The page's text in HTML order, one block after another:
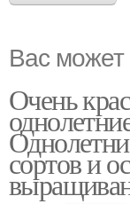
Вас может
Очень
сортов и